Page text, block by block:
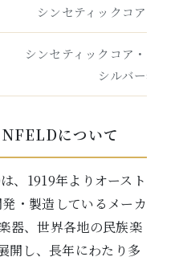
シンセティックコア・シ
シンセティックコア・タン
シルバー巻
について
1919年よりオースト
・製造しているメーカ
器、世界各地の民族楽
開し、長年にわたり多